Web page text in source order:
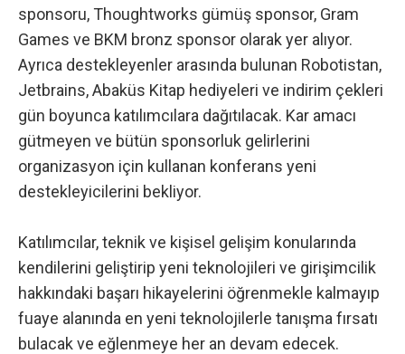
sponsoru, Thoughtworks gümüş sponsor, Gram
Games ve BKM bronz sponsor olarak yer alıyor.
Ayrıca destekleyenler arasında bulunan Robotistan,
Jetbrains, Abaküs Kitap hediyeleri ve indirim çekleri
gün boyunca katılımcılara dağıtılacak. Kar amacı
gütmeyen ve bütün sponsorluk gelirlerini
organizasyon için kullanan konferans yeni
destekleyicilerini bekliyor.
Katılımcılar, teknik ve kişisel gelişim konularında
kendilerini geliştirip yeni teknolojileri ve girişimcilik
hakkındaki başarı hikayelerini öğrenmekle kalmayıp
fuaye alanında en yeni teknolojilerle tanışma fırsatı
bulacak ve eğlenmeye her an devam edecek.